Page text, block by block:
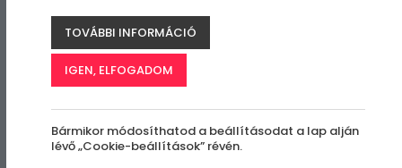
TOVÁBBI INFORMÁCIÓ
IGEN, ELFOGADOM
Bármikor módosíthatod a beállításodat a lap alján
lévő „Cookie-beállítások” révén.